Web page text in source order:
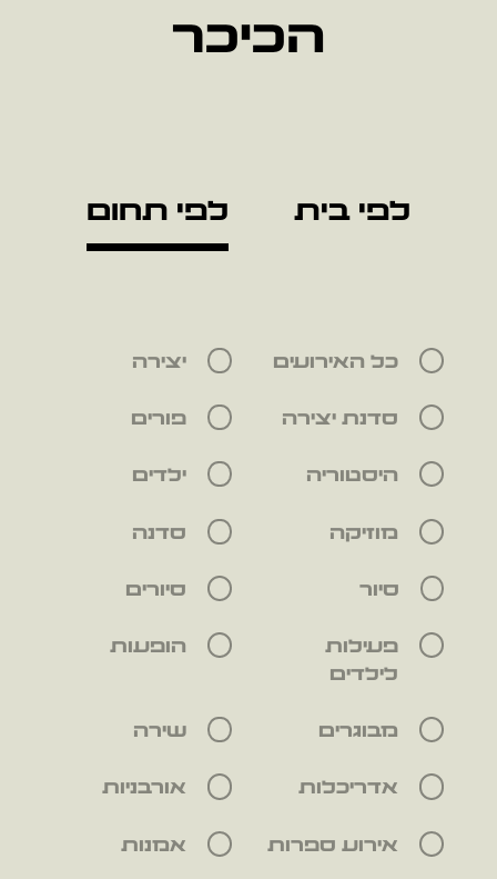
הכיכר
לפי בית לפי תחום
כל האירועים יצירה
סדנת יצירה פורים
היסטוריה ילדים
מוזיקה סדנה
סיור סיורים
פעילות
לילדים
הופעות
מבוגרים שירה
אדריכלות אורבניות
אירוע ספרות אמנות